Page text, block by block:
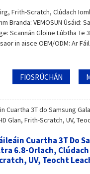
Frith-Scratch, Clúdach
Branda: VEMOSUN Úsáid:
Scannán Gloine Lúbtha Te
in aisce OEM/ODM: Ar
FIOSRÚCHÁN
Cuartha 3T Do
6.8-Orlach, Clúdach
UV, Teocht